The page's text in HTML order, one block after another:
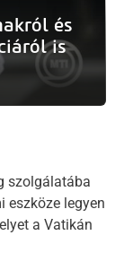
és
is
szolgálatába
eszköze legyen
a Vatikán